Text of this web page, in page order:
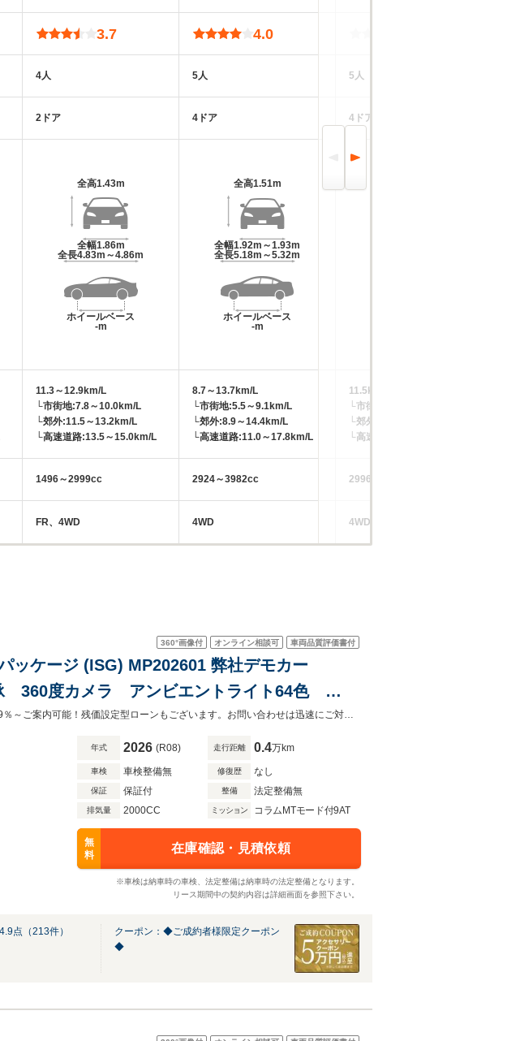
3.7
4人
2ドア
全高1.43m
全幅1.86m
全長4.83m～4.86m
ホイールベース
-m
11.3～12.9km/L
└市街地:7.8～10.0km/L
└郊外:11.5～13.2km/L
└高速道路:13.5～15.0km/L
1496～2999cc
FR、4WD
4.0
5人
4ドア
全高1.51m
全幅1.92m～1.93m
全長5.18m～5.32m
ホイールベース
-m
8.7～13.7km/L
└市街地:5.5～9.1km/L
└郊外:8.9～14.4km/L
└高速道路:11.0～17.8km/L
2924～3982cc
4WD
5人
4ドア
11.5km/L
└市街地:8.3km/L
└郊外:11.9km/L
└高速道路:13.4km/L
2996cc
4WD
360°画像付 オンライン相談可 車両品質評価書付
ッケージ (ISG) MP202601 弊社デモカー
360度カメラ アンビエントライト64色
クオープナー 前席パワーシート シートヒ
ナビゲーション
メルセデス・ベンツ世田谷南では実質年率1.9％～ご案内可能！残価設定型ローンもございます。お問い合わせは迅速にご対応致します。
年式 2026 (R08) 走行距離 0.4万km
車検 車検整備無 修復歴 なし
保証 保証付 整備 法定整備無
排気量 2000CC ミッション コラムMTモード付9AT
無
料
在庫確認・見積依頼
※車検は納車時の車検、法定整備は納車時の法定整備となります。
リース期間中の契約内容は詳細画面を参照下さい。
4.9点（213件）
クーポン：◆ご成約者様限定クーポン
◆